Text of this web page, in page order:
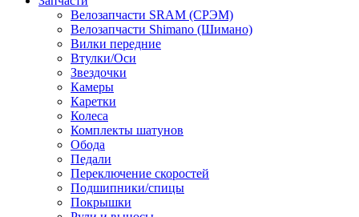
Велозапчасти SRAM (СРЭМ)
Велозапчасти Shimano (Шимано)
Вилки передние
Втулки/Оси
Звездочки
Камеры
Каретки
Колеса
Комплекты шатунов
Обода
Педали
Переключение скоростей
Подшипники/спицы
Покрышки